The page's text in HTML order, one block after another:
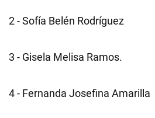
2 - Sofía Belén Rodríguez
3 - Gisela Melisa Ramos.
4 - Fernanda Josefina Amarilla